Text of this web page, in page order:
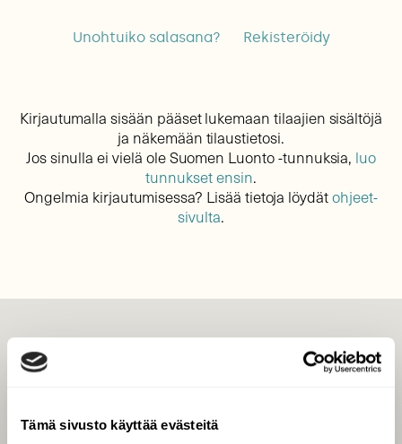
Tämä sivusto käyttää evästeitä
Unohtuiko salasana? Rekisteröidy
Kirjautumalla sisään pääset lukemaan tilaajien sisältöjä
ja näkemään tilaustietosi.
Jos sinulla ei vielä ole Suomen Luonto -tunnuksia, luo
tunnukset ensin.
Ongelmia kirjautumisessa? Lisää tietoja löydätohjeet-
sivulta.
Tilaa digilukuoikeus